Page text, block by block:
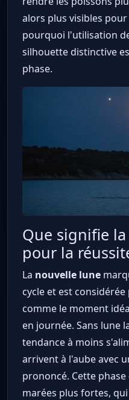
alors plus visibles
pourquoi l'utilisation
silhouette distinctive
phase.
Que signifie
pour la
La nouvelle lune
cycle et est
comme le moment
en journée. Sans lune
tendance à moins
arrivent à l'aube avec
prononcé. Cette
marées plus fortes,